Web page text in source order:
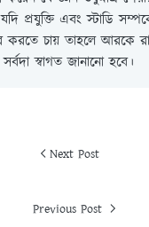
প্রযুক্তি এবং স্টাডি
করতে চায় তাহলে আরকে
স্বাগত জানানো হবে।
Next Post
Previous Post